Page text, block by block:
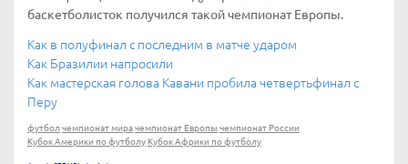
баскетболисток получился такой чемпионат Европы.
Как в полуфинал с последним в матче ударом
Как Бразилии напросили
Как мастерская голова Кавани пробила четвертьфинал с
Перу
футбол чемпионат мирачемпионат Европы чемпионат России
Кубок Америки по футболу Кубок Африки по футболу